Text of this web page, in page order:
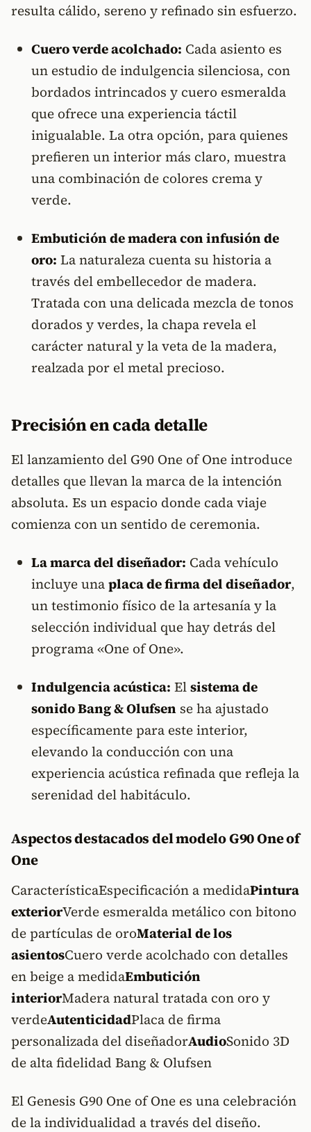
resulta cálido, sereno y refinado sin esfuerzo.
Cuero verde acolchado: Cada asiento es
un estudio de indulgencia silenciosa, con
bordados intrincados y cuero esmeralda
que ofrece una experiencia táctil
inigualable. La otra opción, para quienes
prefieren un interior más claro, muestra
una combinación de colores crema y
verde.
Embutición de madera con infusión de
oro: La naturaleza cuenta su historia a
través del embellecedor de madera.
Tratada con una delicada mezcla de tonos
dorados y verdes, la chapa revela el
carácter natural y la veta de la madera,
realzada por el metal precioso.
Precisión en cada detalle
El lanzamiento del G90 One of One introduce
detalles que llevan la marca de la intención
absoluta. Es un espacio donde cada viaje
comienza con un sentido de ceremonia.
La marca del diseñador: Cada vehículo
incluye unaplaca de firma del diseñador,
un testimonio físico de la artesanía y la
selección individual que hay detrás del
programa «One of One».
Indulgencia acústica: Elsistema de
sonido Bang & Olufsense ha ajustado
específicamente para este interior,
elevando la conducción con una
experiencia acústica refinada que refleja la
serenidad del habitáculo.
Aspectos destacados del modelo G90 One of
One
CaracterísticaEspecificación a medidaPintura
exteriorVerde esmeralda metálico con bitono
de partículas de oroMaterial de los
asientosCuero verde acolchado con detalles
en beige a medidaEmbutición
interiorMadera natural tratada con oro y
verdeAutenticidadPlaca de firma
personalizada del diseñadorAudioSonido 3D
de alta fidelidad Bang & Olufsen
El Genesis G90 One of One es una celebración
de la individualidad a través del diseño.